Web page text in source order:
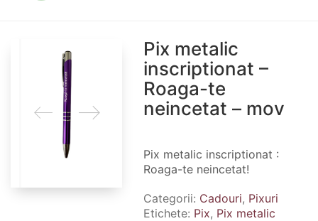
Pix metalic
inscriptionat –
Roaga-te
neincetat – mov
Pix metalic inscriptionat :
Roaga-te neincetat!
Categorii: Cadouri, Pixuri
Etichete: Pix, Pix metalic